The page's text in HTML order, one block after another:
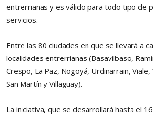
entrerrianas y es válido para todo tipo de
servicios.
Entre las 80 ciudades en que se llevará a
localidades entrerrianas (Basavilbaso,
Crespo, La Paz, Nogoyá, Urdinarrain,
San Martín y Villaguay).
La iniciativa, que se desarrollará hasta el